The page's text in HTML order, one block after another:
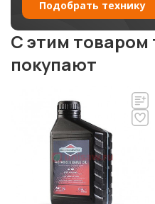
Подобрать технику
C этим товаром
покупают